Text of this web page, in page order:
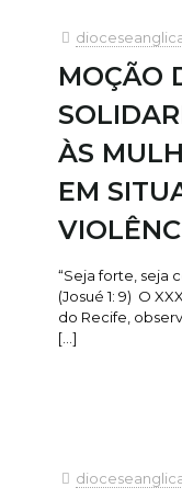
MOÇÃO
ÀS
EM
“Seja forte, seja
(Josué 1: 9) O
do Recife,
[…]